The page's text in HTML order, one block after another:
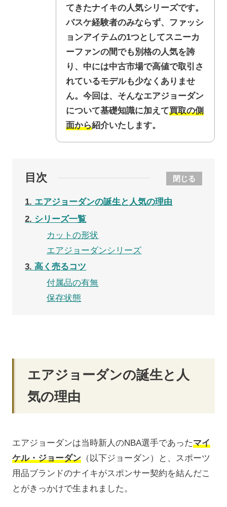
てきたナイキの人気シリーズです。
バスケ経験者のみならず、ファッシ
ョンアイテムの1つとしてスニーカ
ーファンの間でも別格の人気を誇
り、中には中古市場で高値で取引さ
れているモデルも少なくありませ
ん。今回は、そんなエアジョーダン
について基礎知識に加えて買取の側
面から紹介いたします。
目次 閉じる
1 エアジョーダンの誕生と人気の理由
2 シリーズ一覧
カットの形状
エアジョーダンシリーズ
3 高く売るコツ
付属品の有無
保存状態
エアジョーダンの誕生と人
気の理由
エアジョーダンは当時新人のNBA選手であったマイ
ケル・ジョーダン（以下ジョーダン）と、スポーツ
用品ブランドのナイキがスポンサー契約を結んだこ
とがきっかけで生まれました。